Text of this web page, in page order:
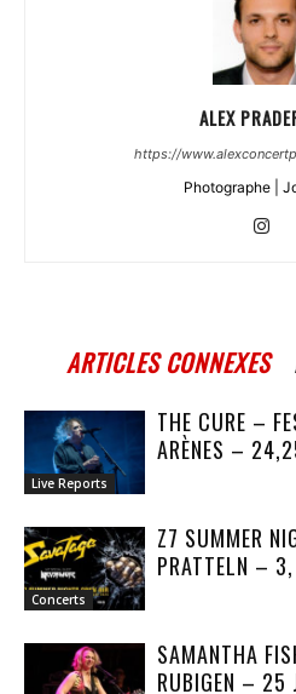
ALEX
https://
Photographe |
ARTICLES CONNEXES
Live Reports
THE CURE –
ARÈNES –
Concerts
Z7 SUMMER
PRATTELN –
SAMANTHA
RUBIGEN – 25